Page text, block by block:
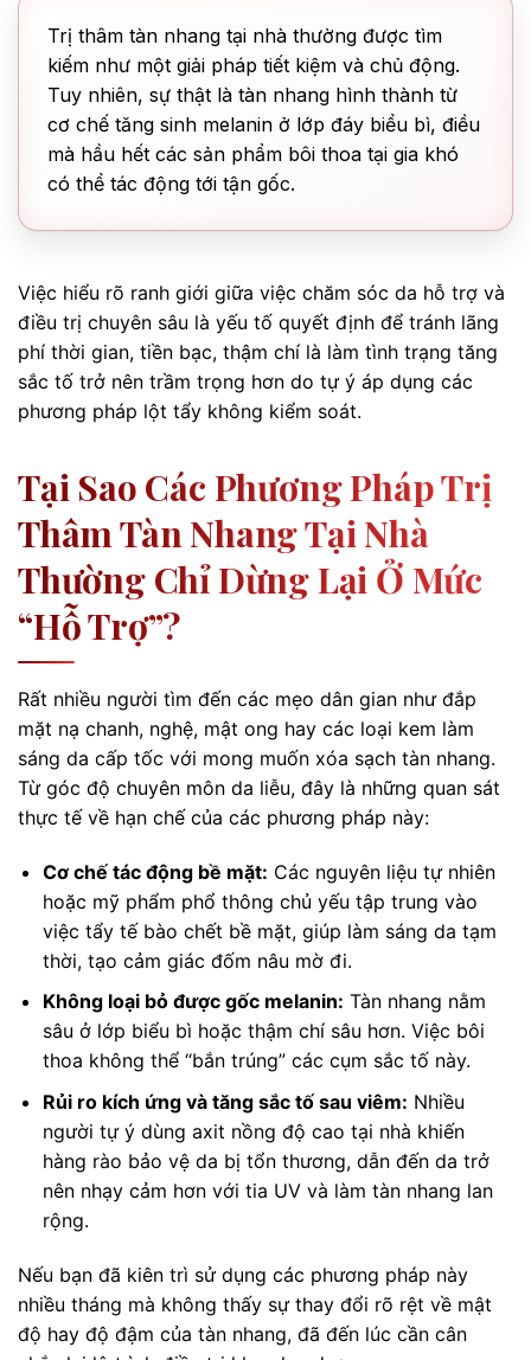
Trị thâm tàn nhang tại nhà thường được tìm
kiếm như một giải pháp tiết kiệm và chủ động.
Tuy nhiên, sự thật là tàn nhang hình thành từ
cơ chế tăng sinh melanin ở lớp đáy biểu bì, điều
mà hầu hết các sản phẩm bôi thoa tại gia khó
có thể tác động tới tận gốc.
Việc hiểu rõ ranh giới giữa việc chăm sóc da hỗ trợ và
điều trị chuyên sâu là yếu tố quyết định để tránh lãng
phí thời gian, tiền bạc, thậm chí là làm tình trạng tăng
sắc tố trở nên trầm trọng hơn do tự ý áp dụng các
phương pháp lột tẩy không kiểm soát.
Tại Sao Các Phương Pháp Trị
Thâm Tàn Nhang Tại Nhà
Thường Chỉ Dừng Lại Ở Mức
“hỗ Trợ”?
Rất nhiều người tìm đến các mẹo dân gian như đắp
mặt nạ chanh, nghệ, mật ong hay các loại kem làm
sáng da cấp tốc với mong muốn xóa sạch tàn nhang.
Từ góc độ chuyên môn da liễu, đây là những quan sát
thực tế về hạn chế của các phương pháp này:
Cơ chế tác động bề mặt: Các nguyên liệu tự nhiên
hoặc mỹ phẩm phổ thông chủ yếu tập trung vào
việc tẩy tế bào chết bề mặt, giúp làm sáng da tạm
thời, tạo cảm giác đốm nâu mờ đi.
Không loại bỏ được gốc melanin: Tàn nhang nằm
sâu ở lớp biểu bì hoặc thậm chí sâu hơn. Việc bôi
thoa không thể “bắn trúng” các cụm sắc tố này.
Rủi ro kích ứng và tăng sắc tố sau viêm: Nhiều
người tự ý dùng axit nồng độ cao tại nhà khiến
hàng rào bảo vệ da bị tổn thương, dẫn đến da trở
nên nhạy cảm hơn với tia UV và làm tàn nhang lan
rộng.
Nếu bạn đã kiên trì sử dụng các phương pháp này
nhiều tháng mà không thấy sự thay đổi rõ rệt về mật
độ hay độ đậm của tàn nhang, đã đến lúc cần cân